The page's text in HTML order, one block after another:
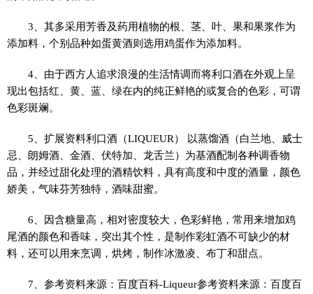
3、其多采用芳香及药用植物的根、茎、叶、果和果浆作为
添加料，个别品种如蛋黄酒则选用鸡蛋作为添加料。
4、由于西方人追求浪漫的生活情调而将利口酒在外观上呈
现出包括红、黄、蓝、绿在内的纯正鲜艳的或复合的色彩，可谓
色彩斑斓。
5、扩展资料利口酒（LIQUEUR） 以蒸馏酒（白兰地、威士
忌、朗姆酒、金酒、伏特加、龙舌兰）为基酒配制各种调香物
品，并经过甜化处理的酒精饮料，具有高度和中度的酒量，颜色
娇美，气味芬芳独特，酒味甜蜜。
6、因含糖量高，相对密度较大，色彩鲜艳，常用来增加鸡
尾酒的颜色和香味，突出其个性，是制作彩虹酒不可缺少的材
料，还可以用来烹调，烘烤，制作冰激凌、布丁和甜点。
7、参考资料来源：百度百科-Liqueur参考资料来源：百度百